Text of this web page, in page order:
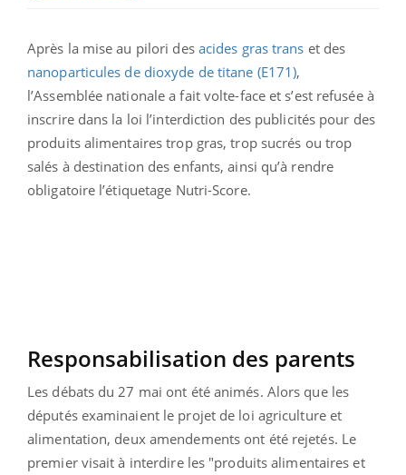
Après la mise au pilori des acides gras trans et des
nanoparticules de dioxyde de titane (E171),
l’Assemblée nationale a fait volte-face et s’est refusée à
inscrire dans la loi l’interdiction des publicités pour des
produits alimentaires trop gras, trop sucrés ou trop
salés à destination des enfants, ainsi qu’à rendre
obligatoire l’étiquetage Nutri-Score.
Responsabilisation des parents
Les débats du 27 mai ont été animés. Alors que les
députés examinaient le projet de loi agriculture et
alimentation, deux amendements ont été rejetés. Le
premier visait à interdire les "produits alimentaires et